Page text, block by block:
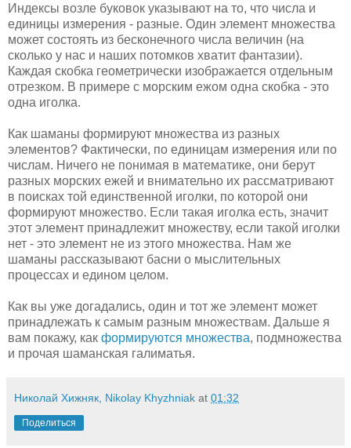
Индексы возле буковок указывают на то, что числа и
единицы измерения - разные. Один элемент множества
может состоять из бесконечного числа величин (на
сколько у нас и наших потомков хватит фантазии).
Каждая скобка геометрически изображается отдельным
отрезком. В примере с морским ежом одна скобка - это
одна иголка.
Как шаманы формируют множества из разных
элементов? Фактически, по единицам измерения или по
числам. Ничего не понимая в математике, они берут
разных морских ежей и внимательно их рассматривают
в поисках той единственной иголки, по которой они
формируют множество. Если такая иголка есть, значит
этот элемент принадлежит множеству, если такой иголки
нет - это элемент не из этого множества. Нам же
шаманы рассказывают басни о мыслительных
процессах и едином целом.
Как вы уже догадались, один и тот же элемент может
принадлежать к самым разным множествам. Дальше я
вам покажу, как формируются множества, подмножества
и прочая шаманская галиматья.
Николай Хижняк, Nikolay Khyzhniak at 01:32
Поделиться